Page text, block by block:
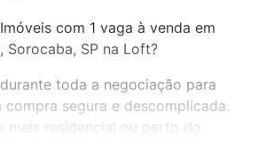
com 1 vaga à venda em
Sorocaba, SP na Loft?
toda a negociação para
compra segura e descomplicada.
mais residencial ou perto do